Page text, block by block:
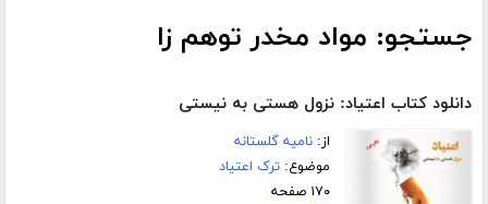
جستجو: مواد مخدر توهم زا
دانلود کتاب اعتیاد: نزول هستی به نیستی
از:نامیه گلستانه
موضوع:ترک اعتیاد
۱۷۰ صفحه